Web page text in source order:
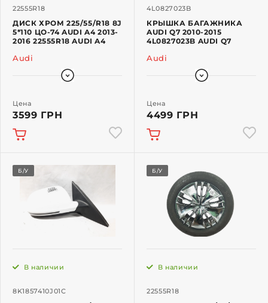
22555R18
ДИСК ХРОМ 225/55/R18 8J
5*110 ЦО-74 AUDI A4 2013-
2016 22555R18 AUDI A4
Audi
Цена
3599 ГРН
4L0827023B
КРЫШКА БАГАЖНИКА
AUDI Q7 2010-2015
4L0827023B AUDI Q7
Audi
Цена
4499 ГРН
Б/У
8K1857410J01C
В наличии
Б/У
22555R18
В наличии